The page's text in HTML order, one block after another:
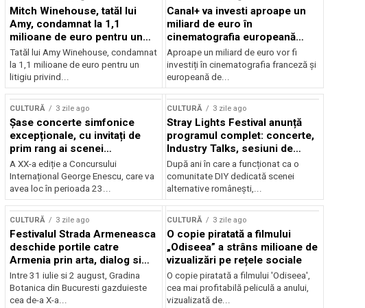
Mitch Winehouse, tatăl lui
Amy, condamnat la 1,1
milioane de euro pentru un
litigiu pierdut
Tatăl lui Amy Winehouse, condamnat
la 1,1 milioane de euro pentru un
litigiu privind...
Canal+ va investi aproape un
miliard de euro în
cinematografia europeană
până în 2032
Aproape un miliard de euro vor fi
investiți în cinematografia franceză și
europeană de...
CULTURĂ 3 zile ago
Șase concerte simfonice
excepționale, cu invitați de
prim rang ai scenei
internaționale și ansambluri
orchestrale românești de
prestigiu, în programul
Concursului Enescu 2026
A XX-a ediție a Concursului
Internațional George Enescu, care va
avea loc în perioada 23...
CULTURĂ 3 zile ago
Stray Lights Festival anunță
programul complet: concerte,
Industry Talks, sesiuni de
audiție și noi opțiuni de
participare pentru public
După ani în care a funcționat ca o
comunitate DIY dedicată scenei
alternative românești,...
CULTURĂ 3 zile ago
Festivalul Strada Armeneasca
deschide portile catre
Armenia prin arta, dialog si
patrimoniu, intre 31 iulie si 2
august, la Gradina Botanica din
Bucuresti
Intre 31 iulie si 2 august, Gradina
Botanica din Bucuresti gazduieste
cea de-a X-a...
CULTURĂ 3 zile ago
O copie piratată a filmului
„Odiseea” a strâns milioane de
vizualizări pe rețele sociale
O copie piratată a filmului 'Odiseea',
cea mai profitabilă peliculă a anului,
vizualizată de...